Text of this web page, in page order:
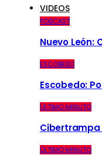
VIDEOS
PODCAST
Nuevo León:
ESCOBEDO
Escobedo:
ÚLTIMO MINUTO
Cibertrampa
ÚLTIMO MINUTO